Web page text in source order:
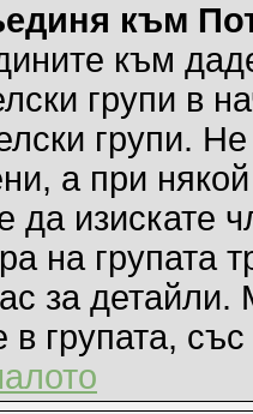
към
към
групи в
групи.
а при
да изискате
на групата
за
групата,